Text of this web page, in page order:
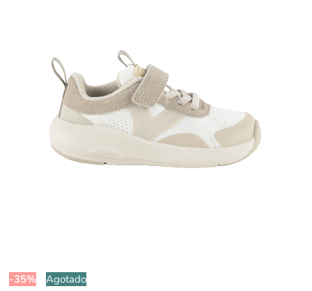
-35% Agotado